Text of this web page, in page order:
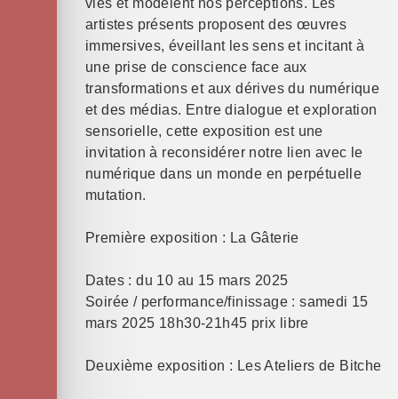
vies et modèlent nos perceptions. Les
artistes présents proposent des œuvres
immersives, éveillant les sens et incitant à
une prise de conscience face aux
transformations et aux dérives du numérique
et des médias. Entre dialogue et exploration
sensorielle, cette exposition est une
invitation à reconsidérer notre lien avec le
numérique dans un monde en perpétuelle
mutation.
Première exposition : La Gâterie
Dates : du 10 au 15 mars 2025
Soirée / performance/finissage : samedi 15
mars 2025 18h30-21h45 prix libre
Deuxième exposition : Les Ateliers de Bitche